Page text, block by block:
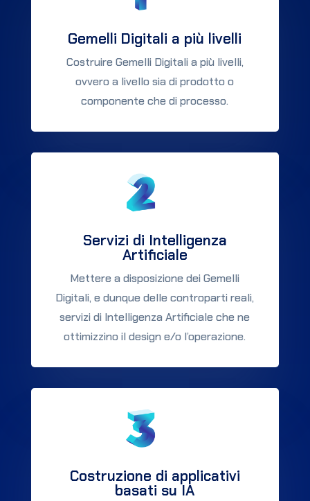
Gemelli Digitali a più livelli
Costruire Gemelli Digitali a più livelli,
ovvero a livello sia di prodotto o
componente che di processo.
Servizi di Intelligenza
Artificiale
Mettere a disposizione dei Gemelli
Digitali, e dunque delle controparti reali,
servizi di Intelligenza Artificiale che ne
ottimizzino il design e/o l’operazione.
Costruzione di applicativi
basati su IA